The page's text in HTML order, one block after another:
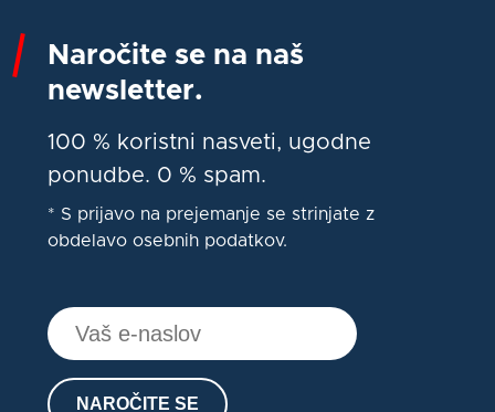
Naročite se na naš
newsletter.
100 % koristni nasveti, ugodne
ponudbe. 0 % spam.
* S prijavo na prejemanje se strinjate z
obdelavo osebnih podatkov.
NAROČITE SE